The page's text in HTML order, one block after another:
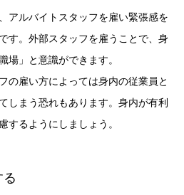
アルバイトスタッフを雇い緊張感を
す。外部スタッフを雇うことで、身
場」と意識ができます。
の雇い方によっては身内の従業員と
しまう恐れもあります。身内が有利
するようにしましょう。